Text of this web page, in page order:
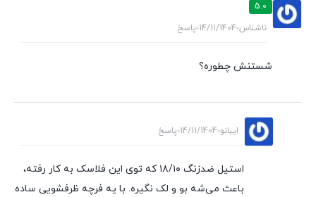
5.0
ناشناس 14/11/1404 پاسخ
شستنش چطوره؟
ایبانو 14/11/1404 پاسخ
استیل ضدزنگ ۱۸/۱۰ که توی این فلاسک به کار رفته،
باعث می‌شه بو و لک نگیره. با یه فرچه ظرفشویی ساده